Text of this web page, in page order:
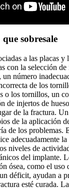
sobresale
a las placas y
con la selección
número
de los
o los tornillos, un
de injertos de
de la fractura.
de la aplicación
de los problemas.
adecuadamente
niveles de
del implante.
ósea, como el uso
déficit, ayudan a
esté curada.